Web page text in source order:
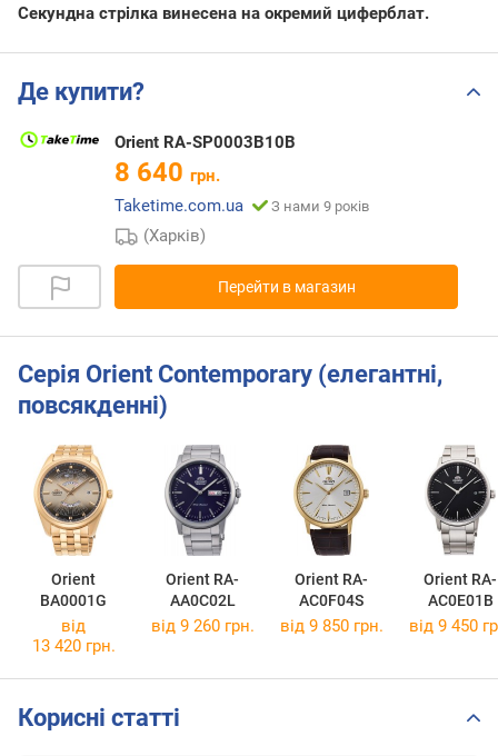
Секундна стрілка винесена на окремий циферблат.
Де купити?
Orient RA-SP0003B10B
8 640 грн.
Taketime.com.ua
З нами 9 років
(Харків)
Перейти в магазин
Серія Orient Contemporary (елегантні,
повсякденні)
Orient
BA0001G
Orient RA-
AA0C02L
Orient RA-
AC0F04S
Orient RA-
AC0E01B
від
13 420 грн.
від 9 260 грн. від 9 850 грн. від 9 450
Корисні статті